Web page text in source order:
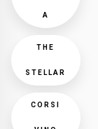
A
THE
STELLAR
CORSI